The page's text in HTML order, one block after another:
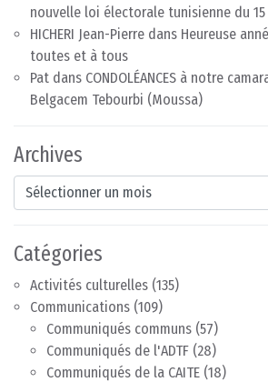
nouvelle loi électorale tunisienne du 15
HICHERI Jean-Pierre dans Heureuse
toutes et à tous
Pat dans CONDOLÉANCES à notre
Belgacem Tebourbi (Moussa)
Archives
Archives
Catégories
Activités culturelles (135)
Communications (109)
Communiqués communs (57)
Communiqués de l'ADTF (28)
Communiqués de la CAITE (18)